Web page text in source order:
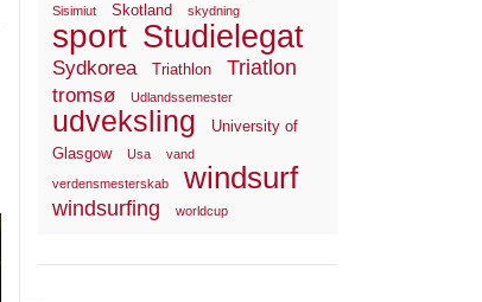
Sisimiut Skotland skydning
sport Studielegat
Sydkorea Triathlon Triatlon
tromsø Udlandssemester
udveksling
University of
Glasgow
Usa vand
verdensmesterskab windsurf
windsurfing worldcup